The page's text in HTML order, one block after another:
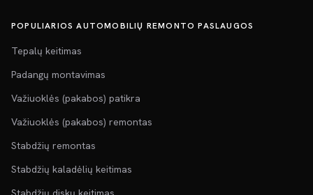
POPULIARIOS AUTOMOBILIŲ REMONTO PASLAUGOS
Tepalų keitimas
Padangų montavimas
Važiuoklės (pakabos) patikra
Važiuoklės (pakabos) remontas
Stabdžių remontas
Stabdžių kaladėlių keitimas